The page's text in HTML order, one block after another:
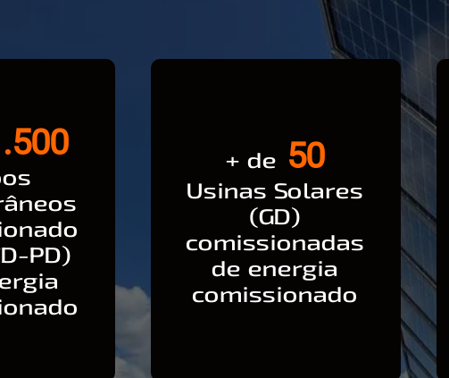
PD)
+ de 50
Usinas Solares
(GD)
comissionadas
de energia
comissionado